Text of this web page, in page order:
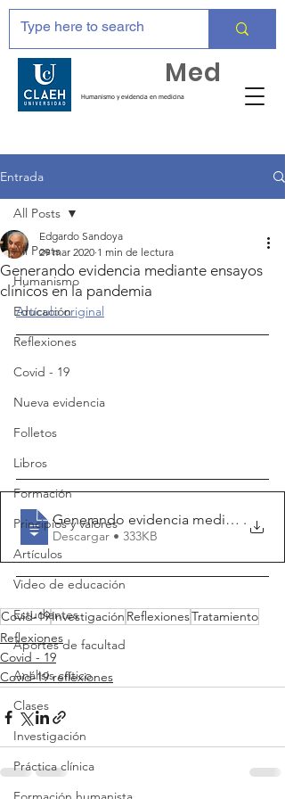
Humanismo y evidencia en medicina
Med
Entrada
All Posts
Humanismo
Educación
Reflexiones
Covid - 19
Nueva evidencia
Folletos
Libros
Formación
Principios y valores
Artículos
Video de educación
Estudiantes
Aportes de facultad
Análisis crítico
Clases
Investigación
Práctica clínica
All Posts
Generando evidencia mediante ensayos
clínicos en la pandemia
Edgardo Sandoya
29 mar 2020 1 min de lectura
Artículo original
Generando evidencia mediante.
Descargar • 333KB
Covid-19Investigación ReflexionesTratamiento
Reflexiones
Covid - 19
Covid-19 reflexiones